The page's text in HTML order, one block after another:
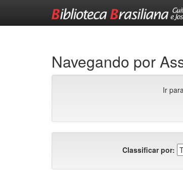
Navegando por
Ir
Classificar por: